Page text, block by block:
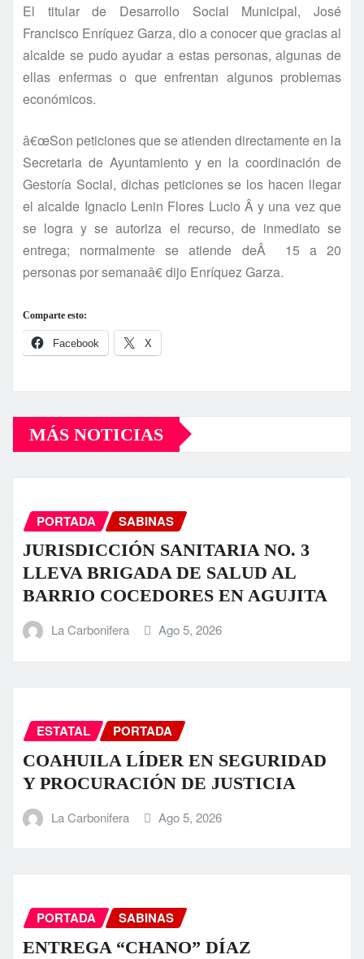
El titular de Desarrollo Social Municipal, José
Francisco Enrí­quez Garza, dio a conocer que gracias al
alcalde se pudo ayudar a estas personas, algunas de
ellas enfermas o que enfrentan algunos problemas
económicos.
â€œSon peticiones que se atienden directamente en la
Secretaria de Ayuntamiento y en la coordinación de
Gestorí­a Social, dichas peticiones se los hacen llegar
el alcalde Ignacio Lenin Flores Lucio Â y una vez que
se logra y se autoriza el recurso, de inmediato se
entrega; normalmente se atiende deÂ 15 a 20
personas por semanaâ€ dijo Enrí­quez Garza.
Comparte esto:
Facebook X
MÁS NOTICIAS
PORTADA SABINAS
JURISDICCIÓN SANITARIA NO. 3
LLEVA BRIGADA DE SALUD AL
BARRIO COCEDORES EN AGUJITA
La Carbonifera Ago 5, 2026
ESTATAL PORTADA
COAHUILA LÍDER EN SEGURIDAD
Y PROCURACIÓN DE JUSTICIA
La Carbonifera Ago 5, 2026
PORTADA SABINAS
ENTREGA “CHANO” DÍAZ